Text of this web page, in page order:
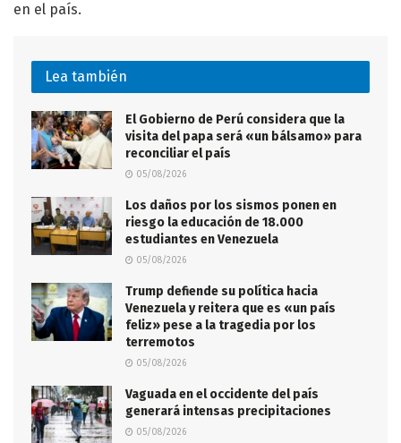
en el país.
Lea también
El Gobierno de Perú considera que la
visita del papa será «un bálsamo» para
reconciliar el país
05/08/2026
Los daños por los sismos ponen en
riesgo la educación de 18.000
estudiantes en Venezuela
05/08/2026
Trump defiende su política hacia
Venezuela y reitera que es «un país
feliz» pese a la tragedia por los
terremotos
05/08/2026
Vaguada en el occidente del país
generará intensas precipitaciones
05/08/2026